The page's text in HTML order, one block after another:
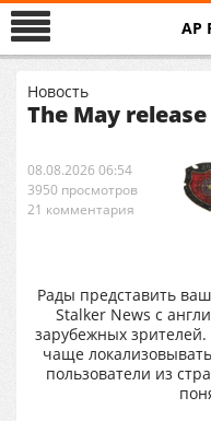
AP
Новость
The May
08.08.2026 06:54
3950 просмотров
21 комментария
Рады представить
Stalker News с
зарубежных
чаще
пользователи из